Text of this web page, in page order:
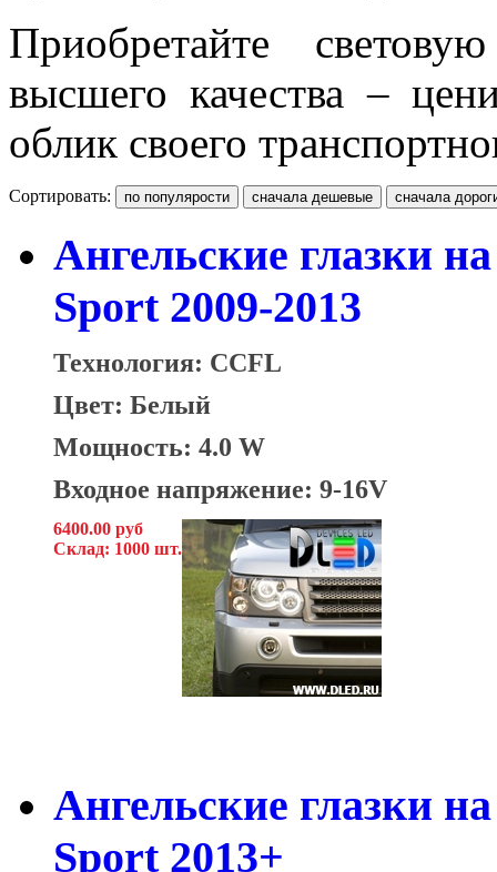
Приобретайте
высшего качества –
облик своего
Сортировать:
Ангельские глазки
Sport 2009-2013
Технология: CCFL
Цвет: Белый
Мощность: 4.0 W
Входное напряжение: 9-16V
6400.00 руб
Склад: 1000 шт.
Ангельские глазки
Sport 2013+